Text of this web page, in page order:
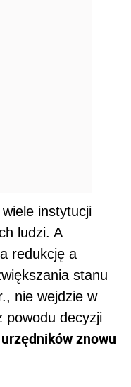
instytucji
ludzi. A
redukcję a
stanu
nie wejdzie w
powodu decyzji
znowu